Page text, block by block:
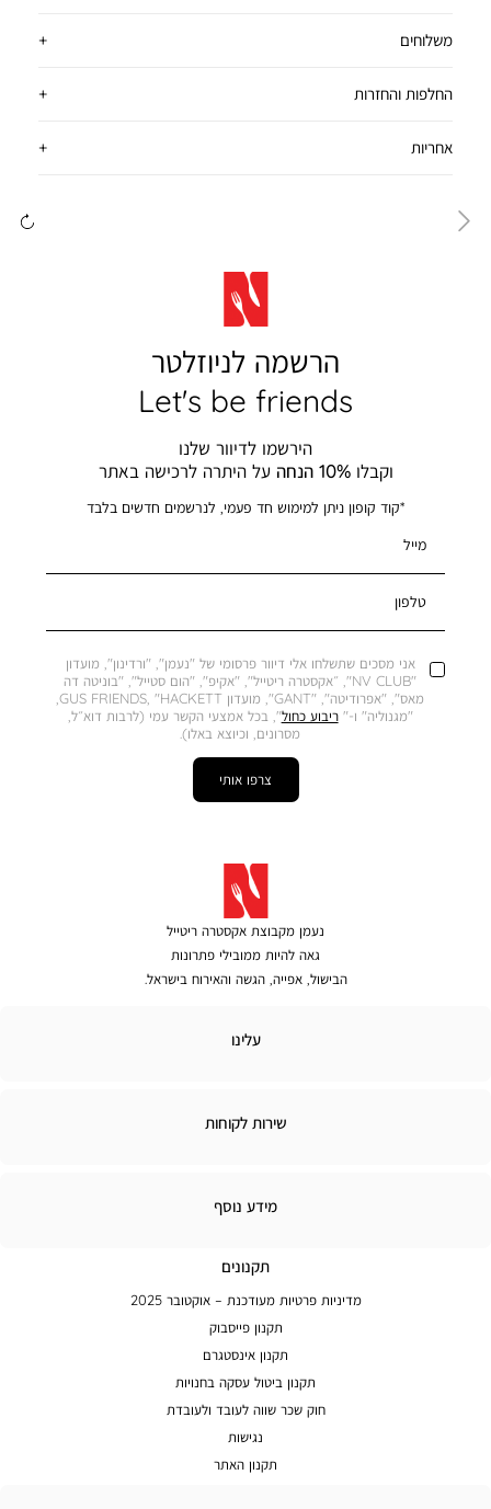
משלוחים
החלפות והחזרות
אחריות
הרשמה לניוזלטר
Let's be friends
הירשמו לדיוור שלנו
וקבלו10% הנחה על היתרה לרכישה באתר
*קוד קופון ניתן למימוש חד פעמי, לנרשמים חדשים בלבד
מייל
טלפון
אני מסכים שתשלחו אלי דיוור פרסומי של "נעמן", "ורדינון", מועדון
"NV CLUB", ״אקסטרה ריטייל", "אקיפ", "הום סטייל", "בוניטה דה
מאס", "אפרודיטה", "GANT", מועדון GUS FRIENDS, "HACKETT,
"מגנוליה" ו-" ריבוע כחול", בכל אמצעי הקשר עמי (לרבות דוא״ל,
מסרונים, וכיוצא באלו).
צרפו אותי
נעמן מקבוצת אקסטרה ריטייל
גאה להיות ממובילי פתרונות
הבישול, אפייה, הגשה והאירוח בישראל.
עלינו
שירות לקוחות
מידע
מידע נוסף
תקנונים
מדיניות פרטיות מעודכנת – אוקטובר 2025
תקנון פייסבוק
תקנון אינסטגרם
תקנון ביטול עסקה בחנויות
חוק שכר שווה לעובד ולעובדת
נגישות
תקנון האתר